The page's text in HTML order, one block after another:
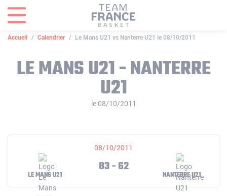
Accueil Calendrier Le Mans U21 vs Nanterre U21 le 08/10/2011
LE MANS U21 - NANTERRE
U21
le 08/10/2011
08/10/2011
LE MANS U21
83 - 62
NANTERRE U21
Panneau de gestion des cookies